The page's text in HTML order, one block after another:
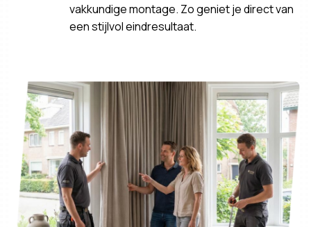
vakkundige montage. Zo geniet je direct van
een stijlvol eindresultaat.